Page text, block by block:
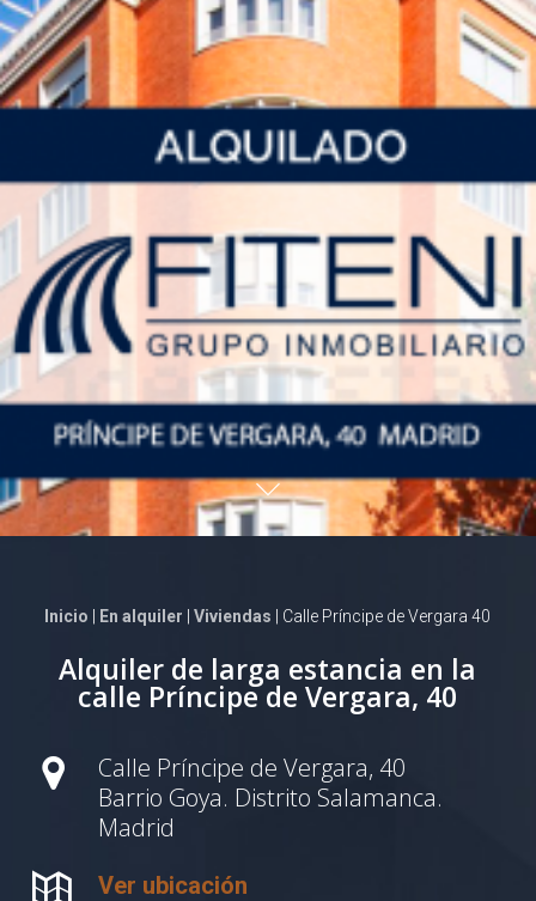
Inicio En alquiler |Viviendas | Calle Príncipe de Vergara 40
Alquiler de larga estancia en la
calle Príncipe de Vergara, 40
Calle Príncipe de Vergara, 40
Barrio Goya. Distrito Salamanca.
Madrid
Ver ubicación